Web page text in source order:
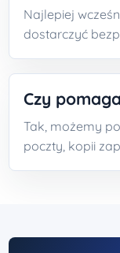
Najlepiej
dostarczyć
Czy
Tak, możemy
poczty, kopii